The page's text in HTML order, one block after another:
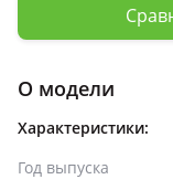
О модели
Характеристики:
Год выпуска